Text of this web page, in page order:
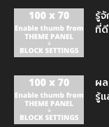
รู้
ที่ดี
ผ
รู้